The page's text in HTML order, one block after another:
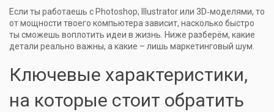
Если ты работаешь с Photoshop, Illustrator или 3D‑моделями, то
от мощности твоего компьютера зависит, насколько быстро
ты сможешь воплотить идеи в жизнь. Ниже разберём, какие
детали реально важны, а какие – лишь маркетинговый шум.
Ключевые характеристики,
на которые стоит обратить